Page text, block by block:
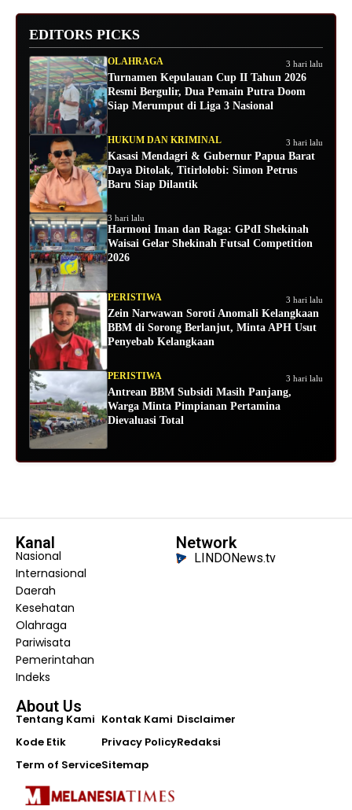
EDITORS PICKS
OLAHRAGA 3 hari lalu
Turnamen Kepulauan Cup II Tahun 2026
Resmi Bergulir, Dua Pemain Putra Doom
Siap Merumput di Liga 3 Nasional
HUKUM DAN KRIMINAL 3 hari lalu
Kasasi Mendagri & Gubernur Papua Barat
Daya Ditolak, Titirlolobi: Simon Petrus
Baru Siap Dilantik
3 hari lalu
Harmoni Iman dan Raga: GPdI Shekinah
Waisai Gelar Shekinah Futsal Competition
2026
PERISTIWA 3 hari lalu
Zein Narwawan Soroti Anomali Kelangkaan
BBM di Sorong Berlanjut, Minta APH Usut
Penyebab Kelangkaan
PERISTIWA 3 hari lalu
Antrean BBM Subsidi Masih Panjang,
Warga Minta Pimpianan Pertamina
Dievaluasi Total
Kanal
Nasional
Internasional
Daerah
Kesehatan
Olahraga
Pariwisata
Pemerintahan
Indeks
Network
LINDONews.tv
About Us
Tentang Kami
Kode Etik
Term of Service
Kontak Kami
Privacy Policy
Sitemap
Disclaimer
Redaksi